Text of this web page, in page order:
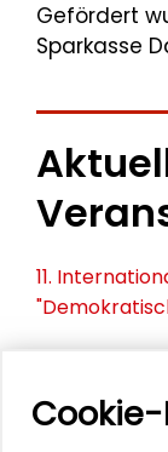
Gefördert
Sparkasse
11.
Zusammen